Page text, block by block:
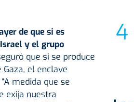
de que si es
y el grupo
que si se produce
el enclave
medida que se
exija nuestra